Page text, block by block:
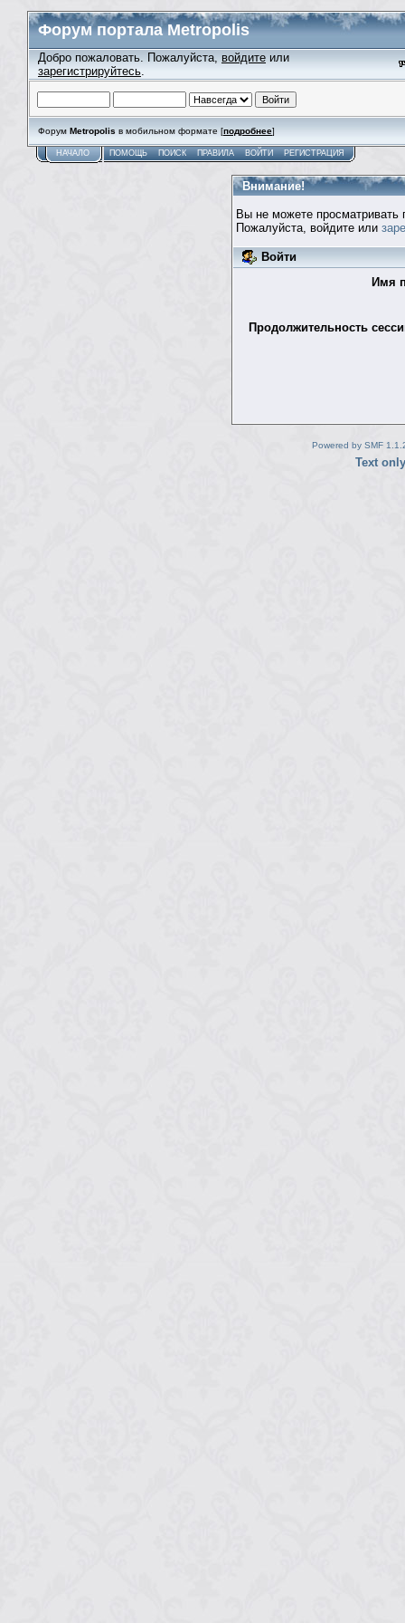
Форум портала Metropolis
Добро пожаловать. Пожалуйста, войдите или
зарегистрируйтесь.
Форум Metropolis в мобильном формате [подробнее]
НАЧАЛО ПОМОЩЬ ПОИСК ПРАВИЛА ВОЙТИ РЕГИСТРАЦИЯ
Внимание!
Вы не можете просматривать
Пожалуйста, войдите или
Войти
Имя
Продолжительность
Powered by SMF
Text